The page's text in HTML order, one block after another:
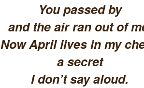
You passed by
and the air ran out of
Now April lives in my
a secret
I don’t say aloud.